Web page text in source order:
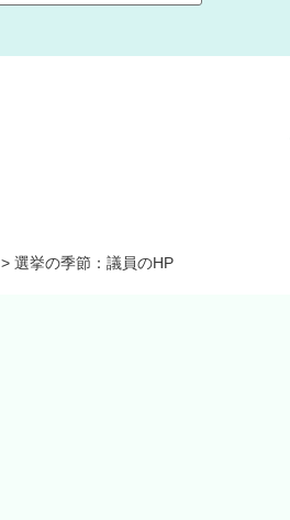
> 選挙の季節：議員のHP